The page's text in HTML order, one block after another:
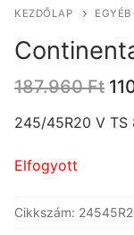
KEZDŐLAP EGYÉB
187.960Ft
245/45R20 V TS
Elfogyott
Cikkszám: